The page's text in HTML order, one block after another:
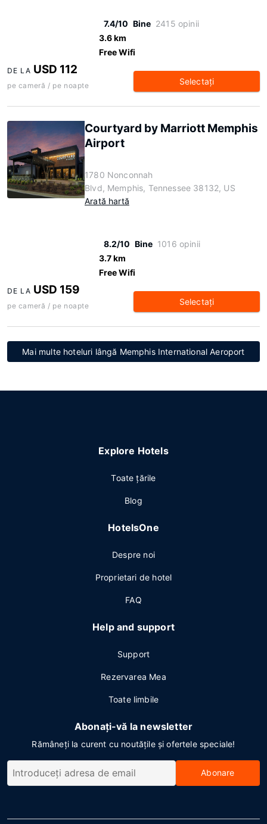
7.4/10 Bine 2415 opinii
3.6 km
Free Wifi
DE LA USD 112
pe cameră / pe noapte Selectaţi
Courtyard by Marriott Memphis
Airport
1780 Nonconnah
Blvd, Memphis, Tennessee 38132, US
Arată hartă
8.2/10 Bine 1016 opinii
3.7 km
Free Wifi
DE LA USD 159
pe cameră / pe noapte Selectaţi
Mai multe hoteluri lângă Memphis International Aeroport
Explore Hotels
Toate ţările
Blog
HotelsOne
Despre noi
Proprietari de hotel
FAQ
Help and support
Support
Rezervarea Mea
Toate limbile
Abonați-vă la newsletter
Rămâneți la curent cu noutățile și ofertele speciale!
Abonare